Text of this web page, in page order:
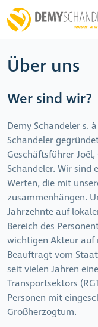
Über uns
Wer sind wir?
Demy Schandeler s.
Schandeler
Geschäftsführer
Schandeler. Wir sind
Werten, die mit
zusammenhängen.
Jahrzehnte auf
Bereich des
wichtigen Akteur auf
Beauftragt vom
seit vielen Jahren
Transportsektors
Personen mit
Großherzogtum.